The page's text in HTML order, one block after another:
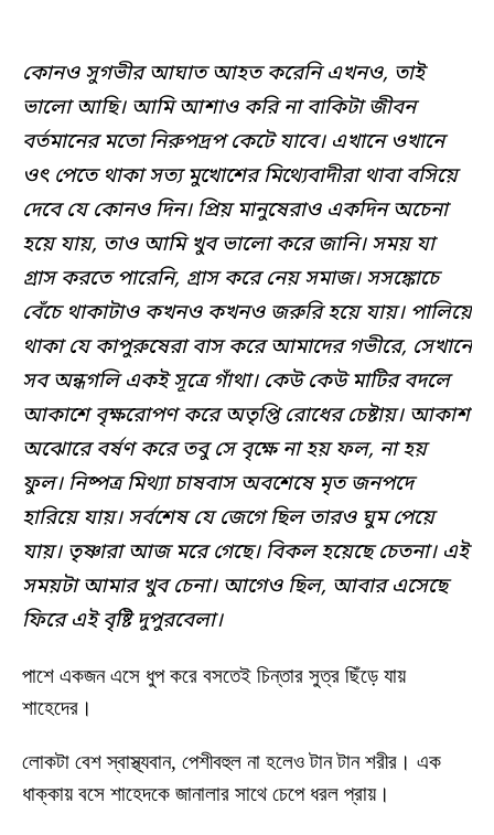
কোনও সুগভীর আঘাত আহত করেনি এখনও, তাই
ভালো আছি। আমি আশাও করি না বাকিটা জীবন
বর্তমানের মতো নিরুপদ্রপ কেটে যাবে। এখানে ওখানে
ওৎ পেতে থাকা সত্য মুখোশের মিথ্যেবাদীরা থাবা বসিয়ে
দেবে যে কোনও দিন। প্রিয় মানুষেরাও একদিন অচেনা
হয়ে যায়, তাও আমি খুব ভালো করে জানি। সময় যা
গ্রাস করতে পারেনি, গ্রাস করে নেয় সমাজ। সসঙ্কোচে
বেঁচে থাকাটাও কখনও কখনও জরুরি হয়ে যায়। পালিয়ে
থাকা যে কাপুরুষেরা বাস করে আমাদের গভীরে, সেখানে
সব অন্ধগলি একই সূত্রে গাঁথা। কেউ কেউ মাটির বদলে
আকাশে বৃক্ষরোপণ করে অতৃপ্তি রোধের চেষ্টায়। আকাশ
অঝোরে বর্ষণ করে তবু সে বৃক্ষে না হয় ফল, না হয়
ফুল। নিষ্পত্র মিথ্যা চাষবাস অবশেষে মৃত জনপদে
হারিয়ে যায়। সর্বশেষ যে জেগে ছিল তারও ঘুম পেয়ে
যায়। তৃষ্ণারা আজ মরে গেছে। বিকল হয়েছে চেতনা। এই
সময়টা আমার খুব চেনা। আগেও ছিল, আবার এসেছে
ফিরে এই বৃষ্টি দুপুরবেলা।
পাশে একজন এসে ধুপ করে বসতেই চিন্তার সুত্র ছিঁড়ে যায়
শাহেদের।
লোকটা বেশ স্বাস্থ্যবান, পেশীবহুল না হলেও টান টান শরীর। এক
ধাক্কায় বসে শাহেদকে জানালার সাথে চেপে ধরল প্রায়।